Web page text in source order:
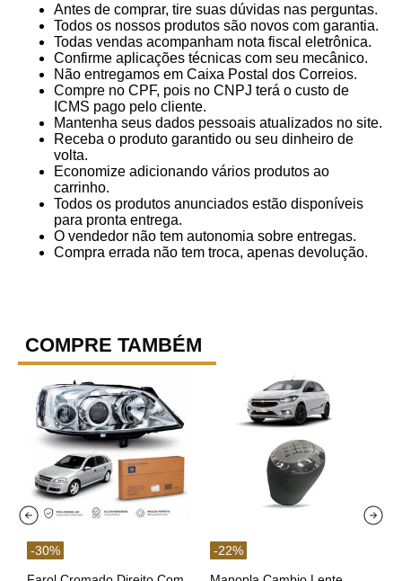
Antes de comprar, tire suas dúvidas nas perguntas.
Todos os nossos produtos são novos com garantia.
Todas vendas acompanham nota fiscal eletrônica.
Confirme aplicações técnicas com seu mecânico.
Não entregamos em Caixa Postal dos Correios.
Compre no CPF, pois no CNPJ terá o custo de
ICMS pago pelo cliente.
Mantenha seus dados pessoais atualizados no site.
Receba o produto garantido ou seu dinheiro de
volta.
Economize adicionando vários produtos ao
carrinho.
Todos os produtos anunciados estão disponíveis
para pronta entrega.
O vendedor não tem autonomia sobre entregas.
Compra errada não tem troca, apenas devolução.
COMPRE TAMBÉM
-30%
-22%